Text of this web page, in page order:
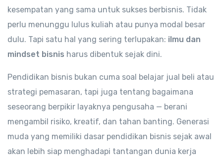
kesempatan yang sama untuk sukses berbisnis. Tidak
perlu menunggu lulus kuliah atau punya modal besar
dulu. Tapi satu hal yang sering terlupakan: ilmu dan
mindset bisnis harus dibentuk sejak dini.
Pendidikan bisnis bukan cuma soal belajar jual beli atau
strategi pemasaran, tapi juga tentang bagaimana
seseorang berpikir layaknya pengusaha — berani
mengambil risiko, kreatif, dan tahan banting. Generasi
muda yang memiliki dasar pendidikan bisnis sejak awal
akan lebih siap menghadapi tantangan dunia kerja